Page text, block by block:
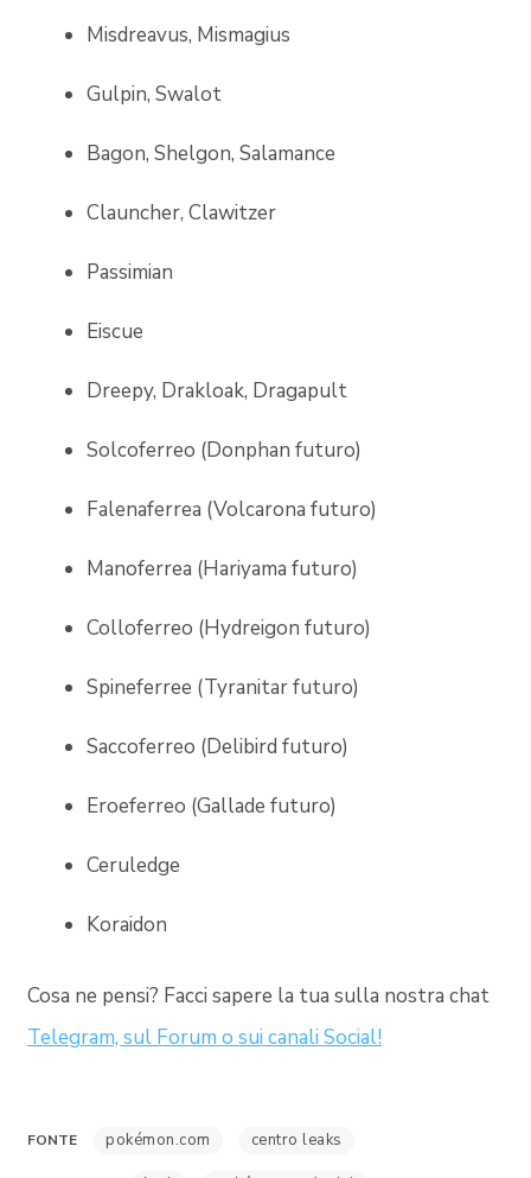
Misdreavus, Mismagius
Gulpin, Swalot
Bagon, Shelgon, Salamance
Clauncher, Clawitzer
Passimian
Eiscue
Dreepy, Drakloak, Dragapult
Solcoferreo (Donphan futuro)
Falenaferrea (Volcarona futuro)
Manoferrea (Hariyama futuro)
Colloferreo (Hydreigon futuro)
Spineferree (Tyranitar futuro)
Saccoferreo (Delibird futuro)
Eroeferreo (Gallade futuro)
Ceruledge
Koraidon
Cosa ne pensi? Facci sapere la tua sulla nostra chat
Telegram, sul Forum o sui canali Social!
FONTE pokémon.com centro leaks